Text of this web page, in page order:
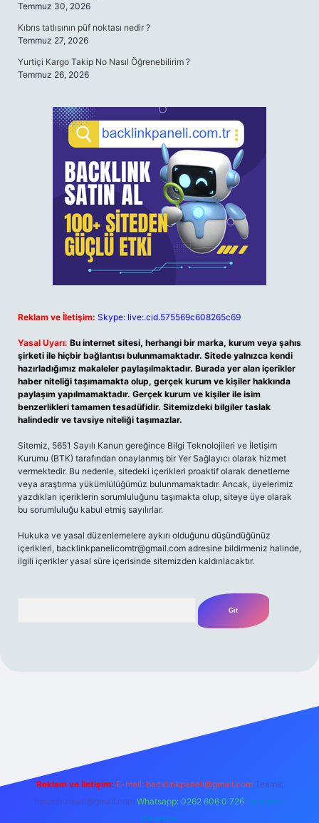
Temmuz 30, 2026
Kıbrıs tatlısının püf noktası nedir ?
Temmuz 27, 2026
Yurtiçi Kargo Takip No Nasıl Öğrenebilirim ?
Temmuz 26, 2026
Reklam ve İletişim: Skype: live:.cid.575569c608265c69
Yasal Uyarı: Bu internet sitesi, herhangi bir marka, kurum veya şahıs
şirketi ile hiçbir bağlantısı bulunmamaktadır. Sitede yalnızca kendi
hazırladığımız makaleler paylaşılmaktadır. Burada yer alan içerikler
haber niteliği taşımamakta olup, gerçek kurum ve kişiler hakkında
paylaşım yapılmamaktadır. Gerçek kurum ve kişiler ile isim
benzerlikleri tamamen tesadüfidir. Sitemizdeki bilgiler taslak
halindedir ve tavsiye niteliği taşımazlar.
Sitemiz, 5651 Sayılı Kanun gereğince Bilgi Teknolojileri ve İletişim
Kurumu (BTK) tarafından onaylanmış bir Yer Sağlayıcı olarak hizmet
vermektedir. Bu nedenle, sitedeki içerikleri proaktif olarak denetleme
veya araştırma yükümlülüğümüz bulunmamaktadır. Ancak, üyelerimiz
yazdıkları içeriklerin sorumluluğunu taşımakta olup, siteye üye olarak
bu sorumluluğu kabul etmiş sayılırlar.
Hukuka ve yasal düzenlemelere aykırı olduğunu düşündüğünüz
içerikleri, backlinkpanelicomtr@gmail.com adresine bildirmeniz halinde,
ilgili içerikler yasal süre içerisinde sitemizden kaldırılacaktır.
Reklam ve İletişim: E-mail: backlinkpaneli@gmail.com Teams:
forumhizmeti@gmail.com Whatsapp: 0262 606 0 726 Telegram:
@karabul